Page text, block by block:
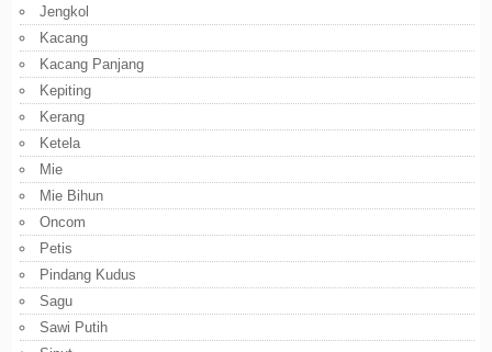
Jengkol
Kacang
Kacang Panjang
Kepiting
Kerang
Ketela
Mie
Mie Bihun
Oncom
Petis
Pindang Kudus
Sagu
Sawi Putih